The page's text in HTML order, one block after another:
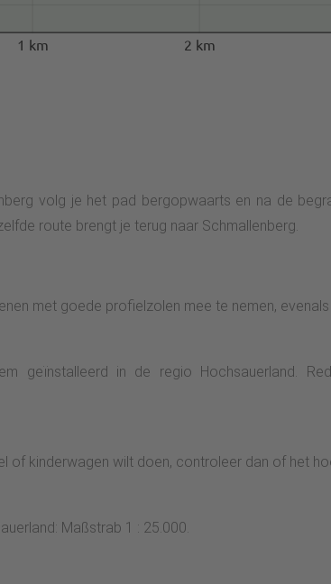
1 km 2 km
volg je het pad bergopwaarts en na de
route brengt je terug naar Schmallenberg.
met goede profielzolen mee te nemen,
geïnstalleerd in de regio Hochsauerland.
of kinderwagen wilt doen, controleer dan of het
Maßstrab 1 : 25.000.